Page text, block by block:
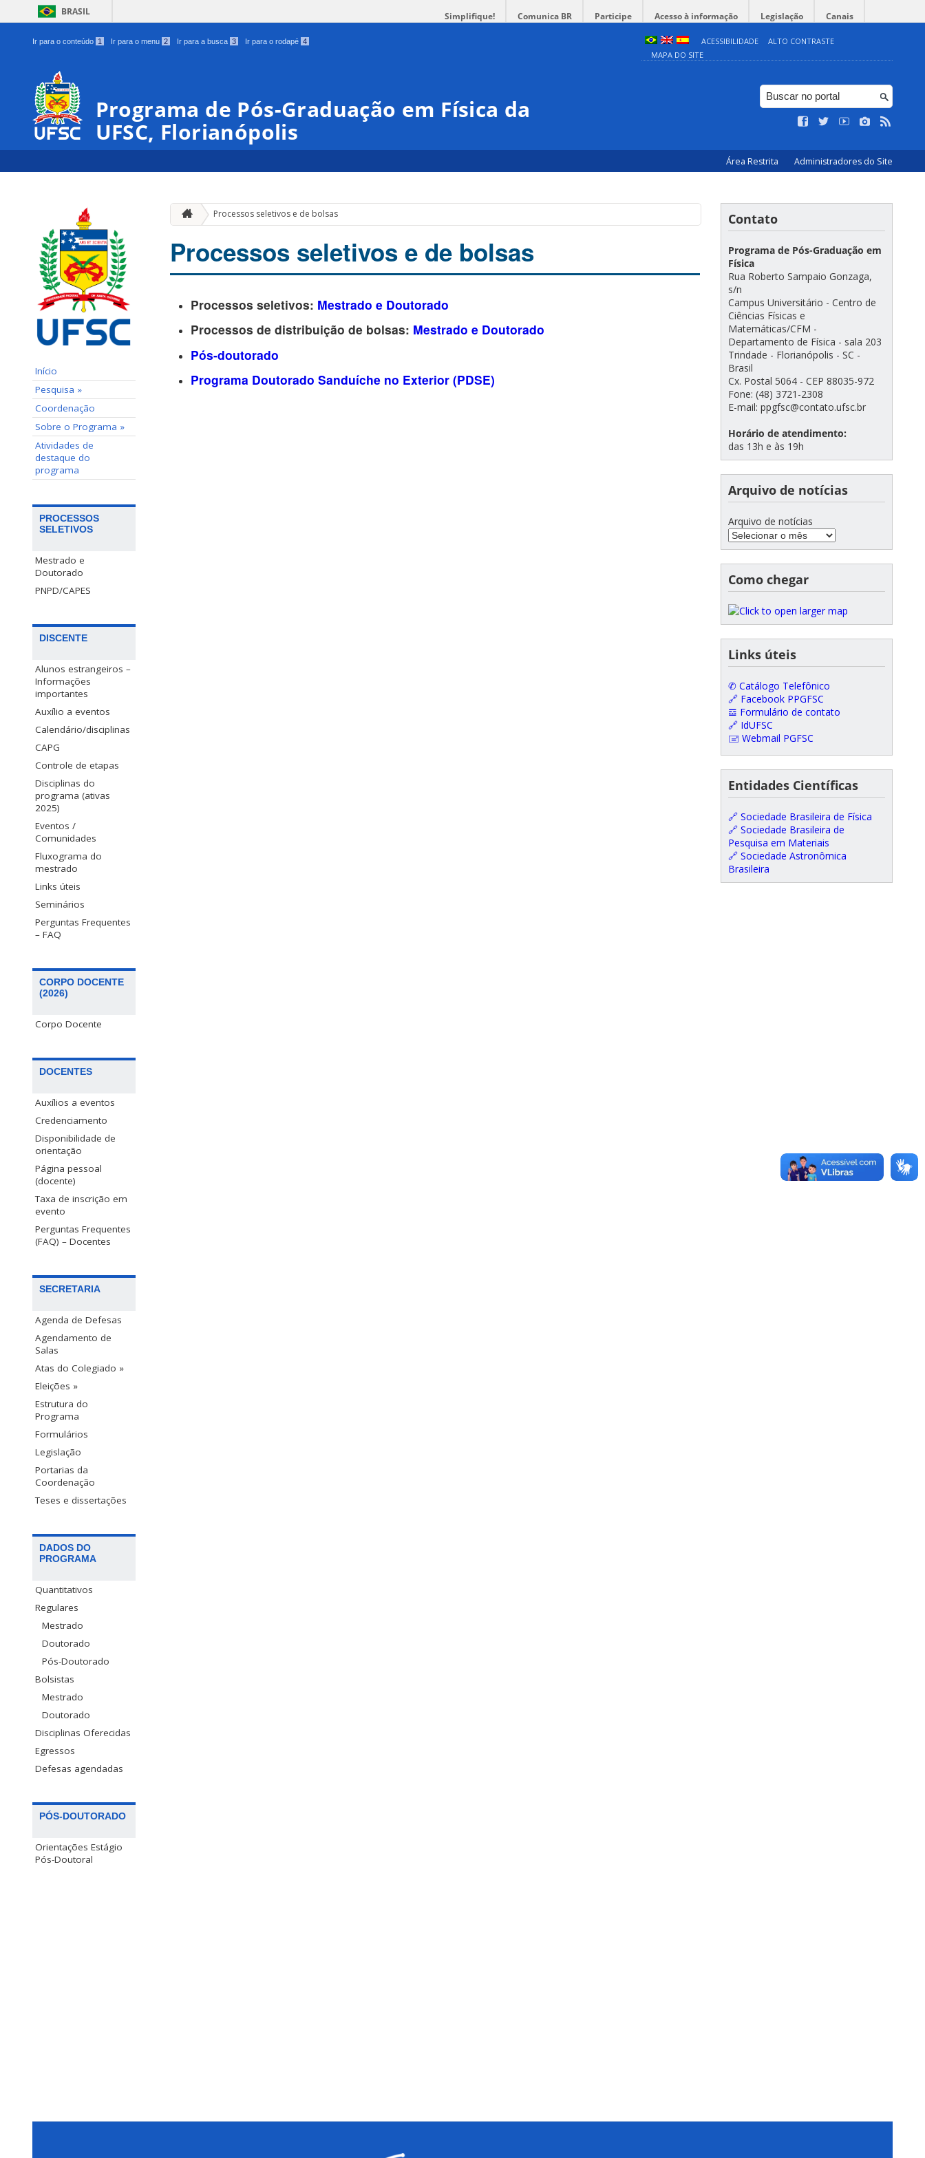
BRASIL Simplifique! Comunica BR Participe Acesso à informação Legislação Canais
Ir para o conteúdo 1 Ir para o menu 2 Ir para a busca 3 Ir para o rodapé 4 ACESSIBILIDADE
ALTO CONTRASTE
MAPA DO SITE
Programa de Pós-Graduação em Física da
UFSC, Florianópolis
Área Restrita Administradores do Site
Início
Pesquisa »
Coordenação
Sobre o Programa »
Atividades de
destaque do
programa
PROCESSOS
SELETIVOS
Mestrado e
Doutorado
PNPD/CAPES
DISCENTE
Alunos estrangeiros –
Informações
importantes
Auxílio a eventos
Calendário/disciplinas
CAPG
Controle de etapas
Disciplinas do
programa (ativas
2025)
Eventos /
Comunidades
Fluxograma do
mestrado
Links úteis
Seminários
Perguntas Frequentes
– FAQ
CORPO DOCENTE
(2026)
Corpo Docente
DOCENTES
Auxílios a eventos
Credenciamento
Disponibilidade de
orientação
Página pessoal
(docente)
Taxa de inscrição em
evento
Perguntas Frequentes
(FAQ) – Docentes
SECRETARIA
Agenda de Defesas
Agendamento de
Salas
Atas do Colegiado »
Eleições »
Estrutura do
Programa
Formulários
Legislação
Portarias da
Coordenação
Teses e dissertações
DADOS DO
PROGRAMA
Quantitativos
Regulares
Mestrado
Doutorado
Pós-Doutorado
Bolsistas
Mestrado
Doutorado
Disciplinas Oferecidas
Egressos
Defesas agendadas
PÓS-DOUTORADO
Orientações Estágio
Pós-Doutoral
Processos seletivos e de bolsas
Processos seletivos e de bolsas
Processos seletivos: Mestrado e Doutorado
Processos de distribuição de bolsas: Mestrado e Doutorado
Pós-doutorado
Programa Doutorado Sanduíche no Exterior (PDSE)
Contato
Programa de Pós-Graduação em
Física
Rua Roberto Sampaio Gonzaga,
s/n
Campus Universitário - Centro de
Ciências Físicas e
Matemáticas/CFM -
Departamento de Física - sala 203
Trindade - Florianópolis - SC -
Brasil
Cx. Postal 5064 - CEP 88035-972
Fone: (48) 3721-2308
E-mail: ppgfsc@contato.ufsc.br
Horário de atendimento:
das 13h e às 19h
Arquivo de notícias
Arquivo de notícias
Como chegar
Links úteis
✆ Catálogo Telefônico
🔗 Facebook PPGFSC
𝌕 Formulário de contato
🔗 IdUFSC
🖃 Webmail PGFSC
Entidades Científicas
🔗 Sociedade Brasileira de Física
🔗 Sociedade Brasileira de
Pesquisa em Materiais
🔗 Sociedade Astronômica
Brasileira